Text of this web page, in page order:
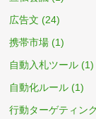
広告文 (24)
携帯市場 (1)
自動入札ツール (1)
自動化ルール (1)
行動ターゲティン